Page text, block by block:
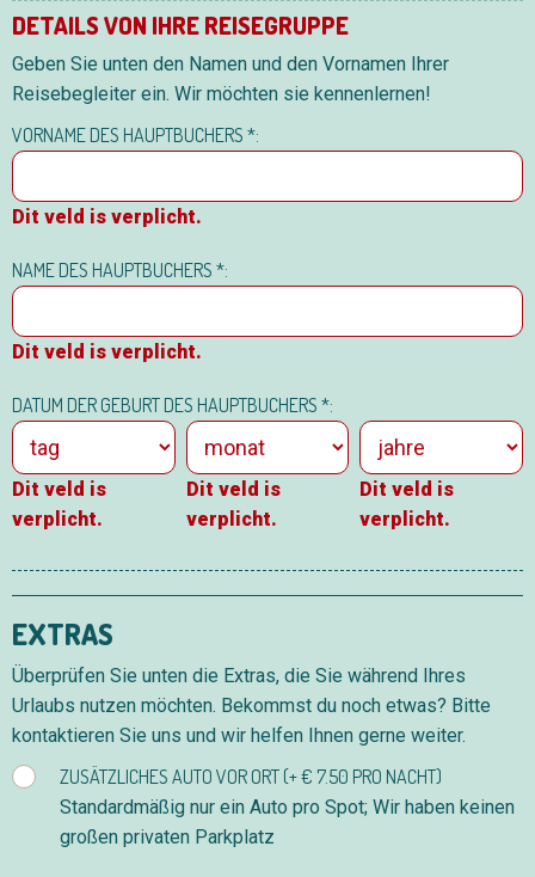
DETAILS VON IHRE REISEGRUPPE
Geben Sie unten den Namen und den Vornamen Ihrer
Reisebegleiter ein. Wir möchten sie kennenlernen!
VORNAME DES HAUPTBUCHERS *:
Dit veld is verplicht.
NAME DES HAUPTBUCHERS *:
Dit veld is verplicht.
DATUM DER GEBURT DES HAUPTBUCHERS *:
Dit veld is
verplicht.
Dit veld is
verplicht.
Dit veld is
verplicht.
EXTRAS
Überprüfen Sie unten die Extras, die Sie während Ihres
Urlaubs nutzen möchten. Bekommst du noch etwas? Bitte
kontaktieren Sie uns und wir helfen Ihnen gerne weiter.
ZUSÄTZLICHES AUTO VOR ORT (+ € 7.50 PRO NACHT)
Standardmäßig nur ein Auto pro Spot; Wir haben keinen
großen privaten Parkplatz